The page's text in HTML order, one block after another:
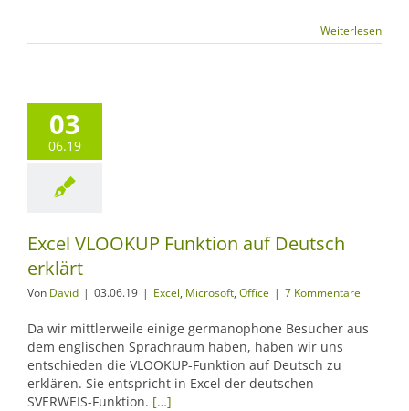
Weiterlesen
03
06.19
Excel VLOOKUP Funktion auf Deutsch
erklärt
Von David | 03.06.19 | Excel, Microsoft, Office | 7 Kommentare
Da wir mittlerweile einige germanophone Besucher aus
dem englischen Sprachraum haben, haben wir uns
entschieden die VLOOKUP-Funktion auf Deutsch zu
erklären. Sie entspricht in Excel der deutschen
SVERWEIS-Funktion. […]